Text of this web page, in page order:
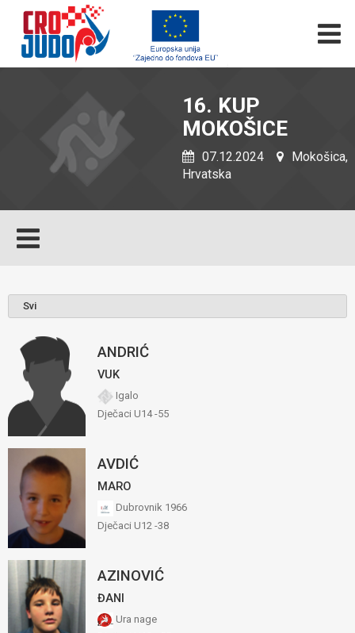
16. KUP
MOKOŠICE
07.12.2024
Mokošica,
Hrvatska
ANDRIĆ
VUK
Igalo
Dječaci U14 -55
AVDIĆ
MARO
Dubrovnik 1966
Dječaci U12 -38
AZINOVIĆ
ĐANI
Ura nage